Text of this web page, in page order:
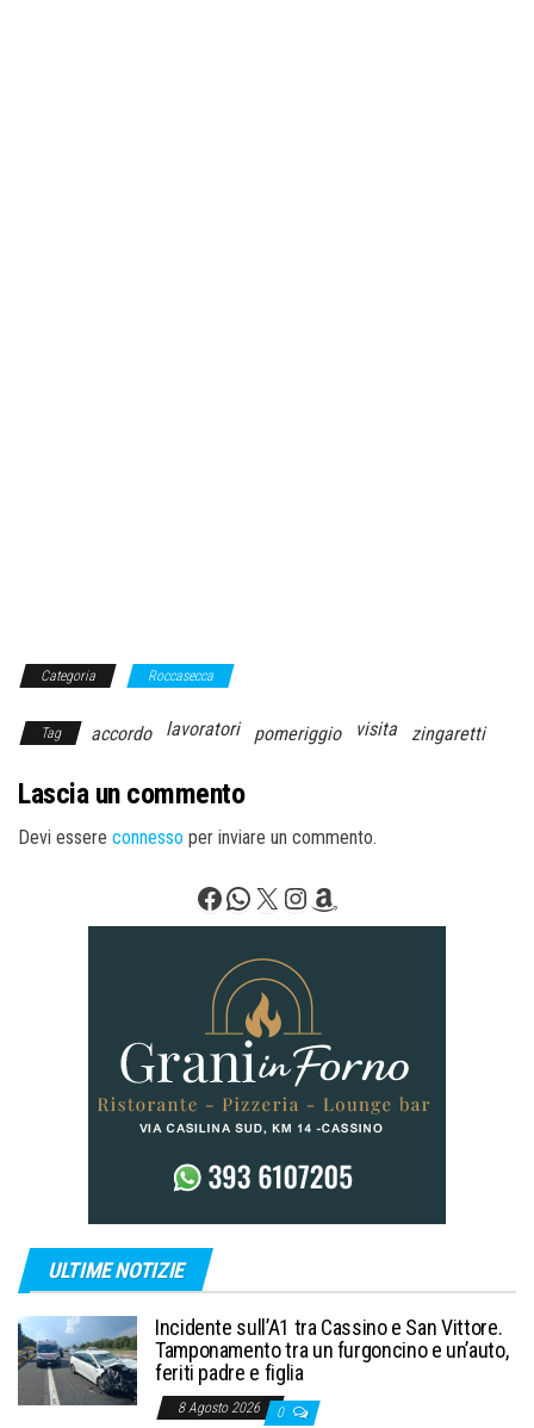
Categoria Roccasecca
Tag accordo lavoratori pomeriggio visita zingaretti
Lascia un commento
Devi essere connesso per inviare un commento.
Facebook
WhatsApp
X Instagram
Amazon
ULTIME NOTIZIE
Incidente sull’A1 tra Cassino e San Vittore.
Tamponamento tra un furgoncino e un’auto,
feriti padre e figlia
8 Agosto 2026 0